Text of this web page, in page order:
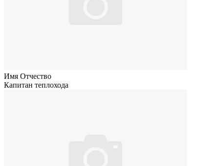
Имя Отчество
Капитан теплохода